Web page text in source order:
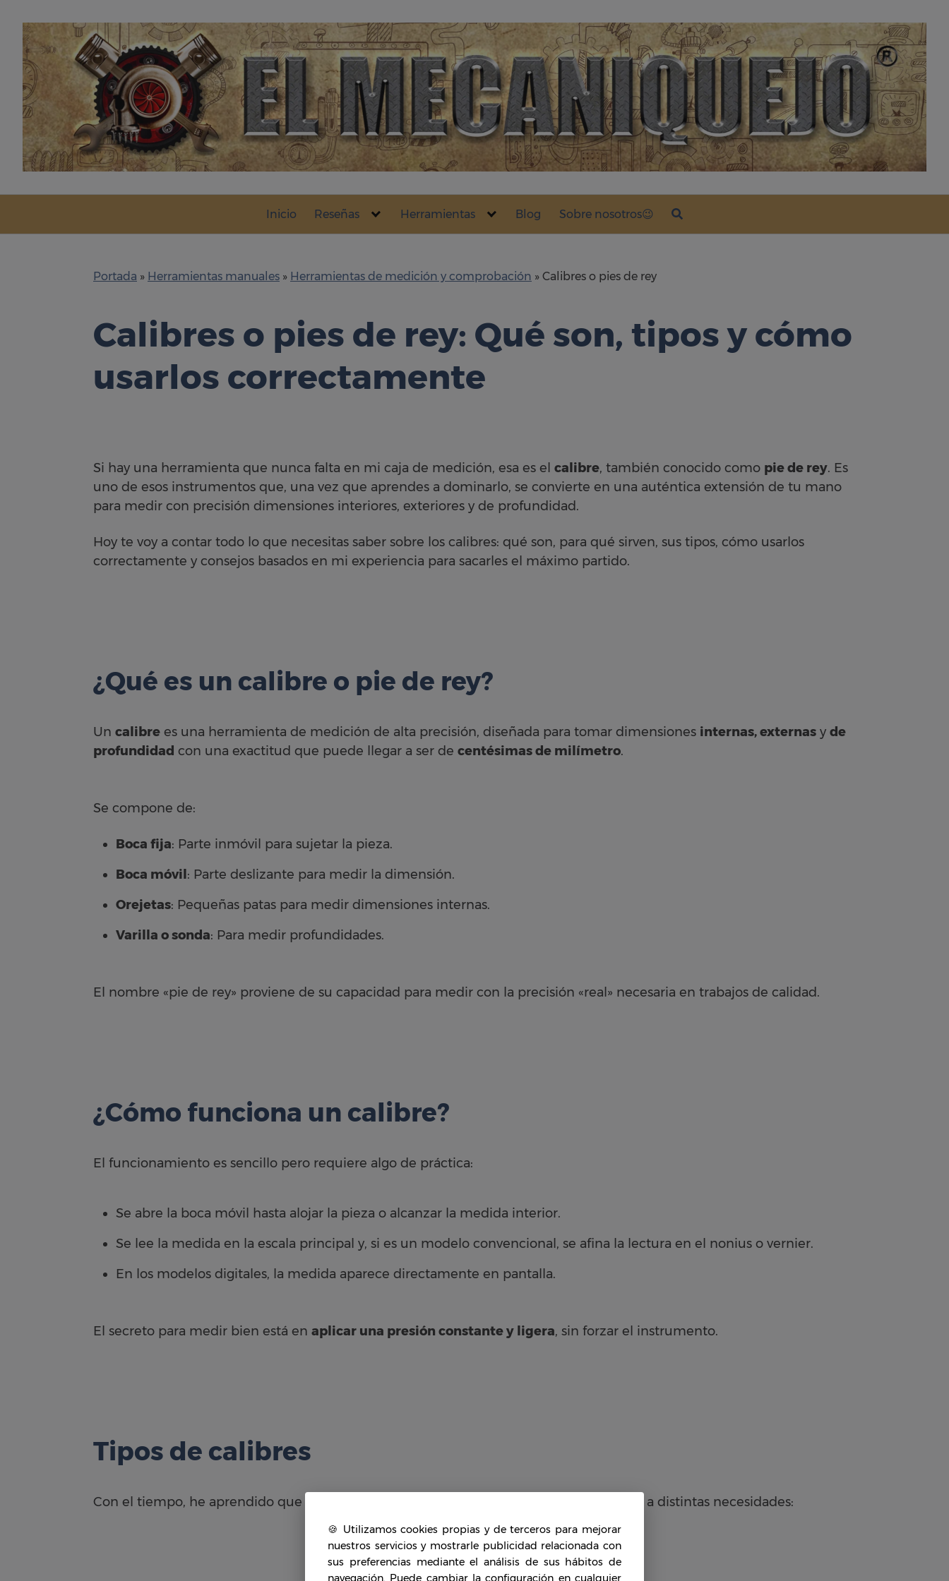
content
Inicio Reseñas Herramientas Blog Sobre nosotros😉
Portada » Herramientas manuales » Herramientas de medición y comprobación » Calibres o pies de rey
Calibres o pies de rey: Qué son, tipos y cómo
usarlos correctamente
Si hay una herramienta que nunca falta en mi caja de medición, esa es el calibre, también conocido como pie de rey. Es
uno de esos instrumentos que, una vez que aprendes a dominarlo, se convierte en una auténtica extensión de tu mano
para medir con precisión dimensiones interiores, exteriores y de profundidad.
Hoy te voy a contar todo lo que necesitas saber sobre los calibres: qué son, para qué sirven, sus tipos, cómo usarlos
correctamente y consejos basados en mi experiencia para sacarles el máximo partido.
¿Qué es un calibre o pie de rey?
Un calibre es una herramienta de medición de alta precisión, diseñada para tomar dimensiones internas, externas y de
profundidad con una exactitud que puede llegar a ser de centésimas de milímetro.
Se compone de:
Boca fija: Parte inmóvil para sujetar la pieza.
Boca móvil : Parte deslizante para medir la dimensión.
Orejetas: Pequeñas patas para medir dimensiones internas.
Varilla o sonda: Para medir profundidades.
El nombre «pie de rey» proviene de su capacidad para medir con la precisión «real» necesaria en trabajos de calidad.
¿Cómo funciona un calibre?
El funcionamiento es sencillo pero requiere algo de práctica:
Se abre la boca móvil hasta alojar la pieza o alcanzar la medida interior.
Se lee la medida en la escala principal y, si es un modelo convencional, se afina la lectura en el nonius o vernier.
En los modelos digitales, la medida aparece directamente en pantalla.
El secreto para medir bien está en aplicar una presión constante y ligera, sin forzar el instrumento.
Tipos de calibres
Con el tiempo, he aprendido que no existe un solo tipo de calibre, sino varios adaptados a distintas necesidades:
🍪 Utilizamos cookies propias y de terceros para mejorar
nuestros servicios y mostrarle publicidad relacionada con
sus preferencias mediante el análisis de sus hábitos de
navegación. Puede cambiar la configuración en cualquier